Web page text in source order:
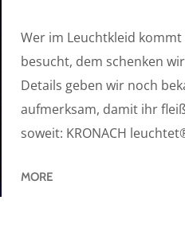
Wer im Leuchtkleid
besucht, dem schenken
Details geben wir noch
aufmerksam, damit ihr
soweit: KRONACH
MORE